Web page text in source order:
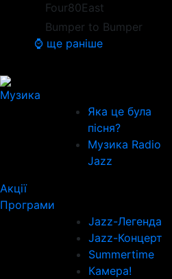
Four80East
Bumper to Bumper
⌚ ще раніше
Музика
Яка це була
пісня?
Музика Radio
Jazz
Акції
Програми
Jazz-Легенда
Jazz-Концерт
Summertime
Камера!